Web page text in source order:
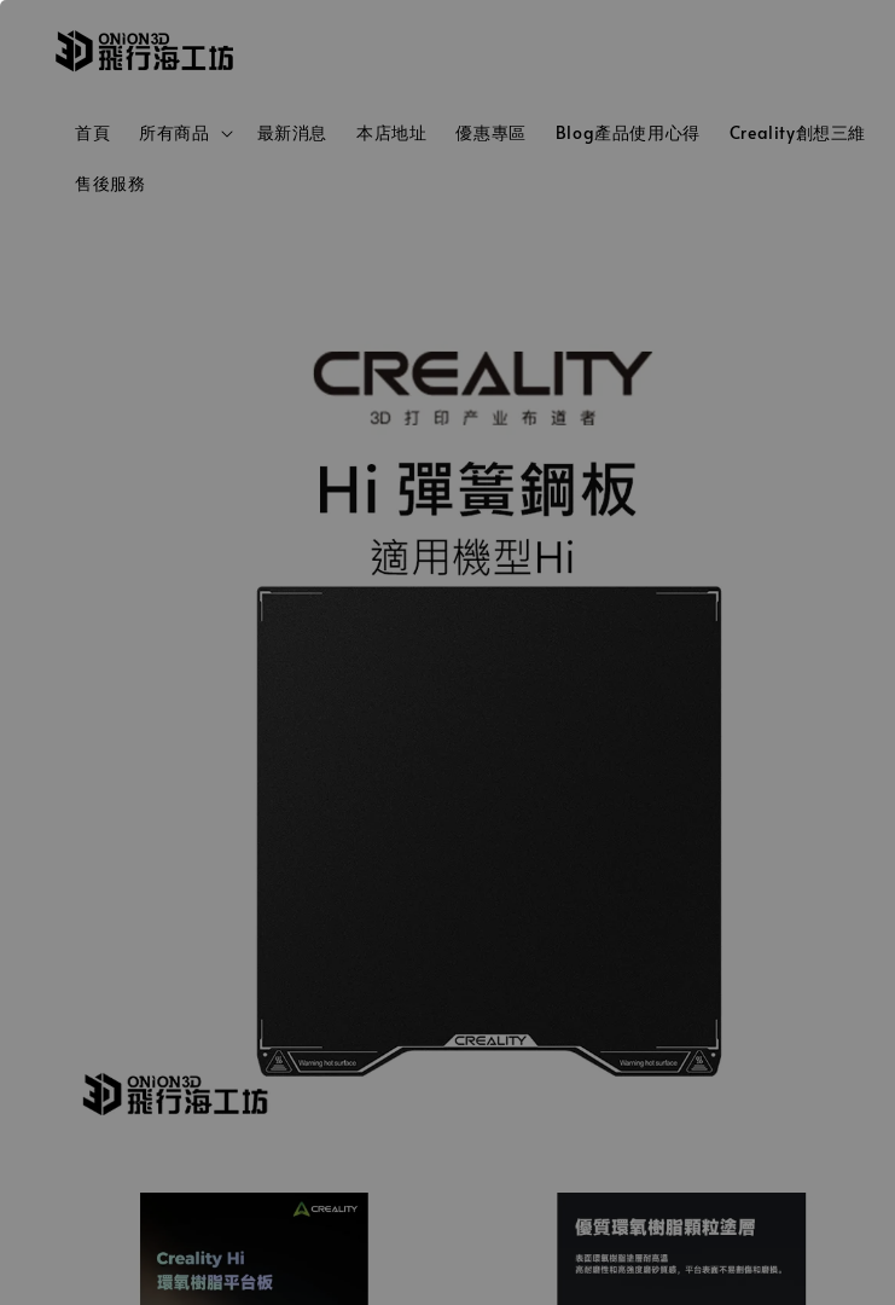
首頁 所有商品 最新消息 本店地址 優惠專區 Blog產品使用心得 Creality創想三維
售後服務